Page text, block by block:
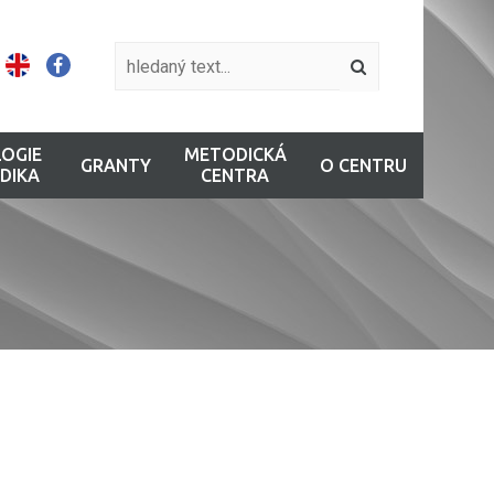
GRANTY
METODICKÁ
CENTRA
O CENTRU